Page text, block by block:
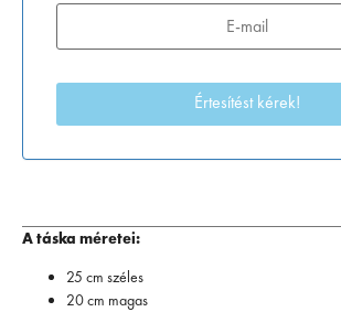
A táska méretei:
25 cm széles
20 cm magas